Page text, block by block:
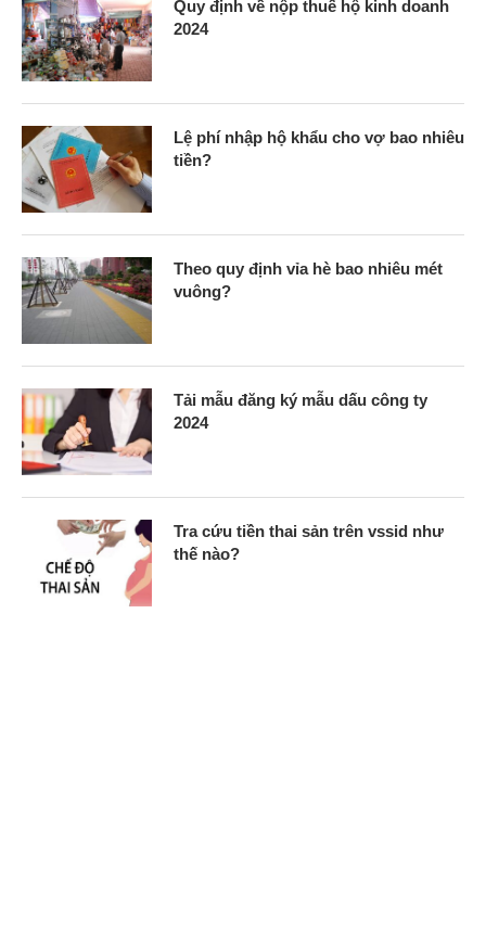
Quy định về nộp thuế hộ kinh doanh
2024
Lệ phí nhập hộ khẩu cho vợ bao nhiêu
tiền?
Theo quy định vỉa hè bao nhiêu mét
vuông?
Tải mẫu đăng ký mẫu dấu công ty
2024
Tra cứu tiền thai sản trên vssid như
thế nào?